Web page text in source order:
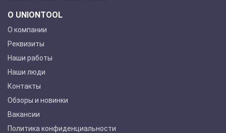
О UNIONTOOL
О компании
Реквизиты
Наши работы
Наши люди
Контакты
Обзоры и новинки
Вакансии
Политика конфиденциальности